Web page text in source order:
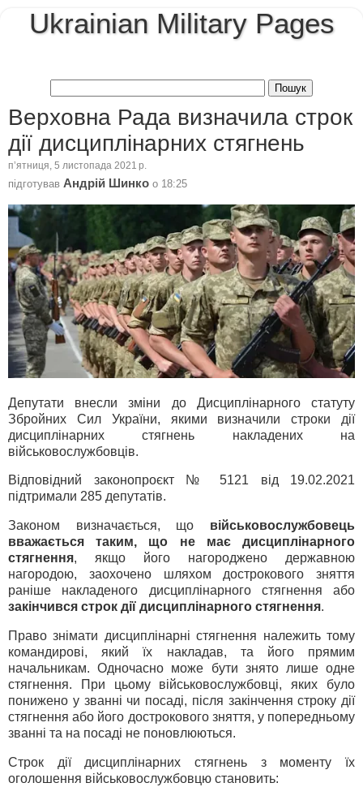
Ukrainian Military Pages
Верховна Рада визначила строк
дії дисциплінарних стягнень
пʼятниця, 5 листопада 2021 р.
підготував Андрій Шинко о 18:25
Депутати внесли зміни до Дисциплінарного статуту
Збройних Сил України, якими визначили строки дії
дисциплінарних стягнень накладених на
військовослужбовців.
Відповідний законопроєкт № 5121 від 19.02.2021
підтримали 285 депутатів.
Законом визначається, що військовослужбовець
вважається таким, що не має дисциплінарного
стягнення, якщо його нагороджено державною
нагородою, заохочено шляхом дострокового зняття
раніше накладеного дисциплінарного стягнення або
закінчився строк дії дисциплінарного стягнення.
Право знімати дисциплінарні стягнення належить тому
командирові, який їх накладав, та його прямим
начальникам. Одночасно може бути знято лише одне
стягнення. При цьому військовослужбовці, яких було
понижено у званні чи посаді, після закінчення строку дії
стягнення або його дострокового зняття, у попередньому
званні та на посаді не поновлюються.
Строк дії дисциплінарних стягнень з моменту їх
оголошення військовослужбовцю становить: